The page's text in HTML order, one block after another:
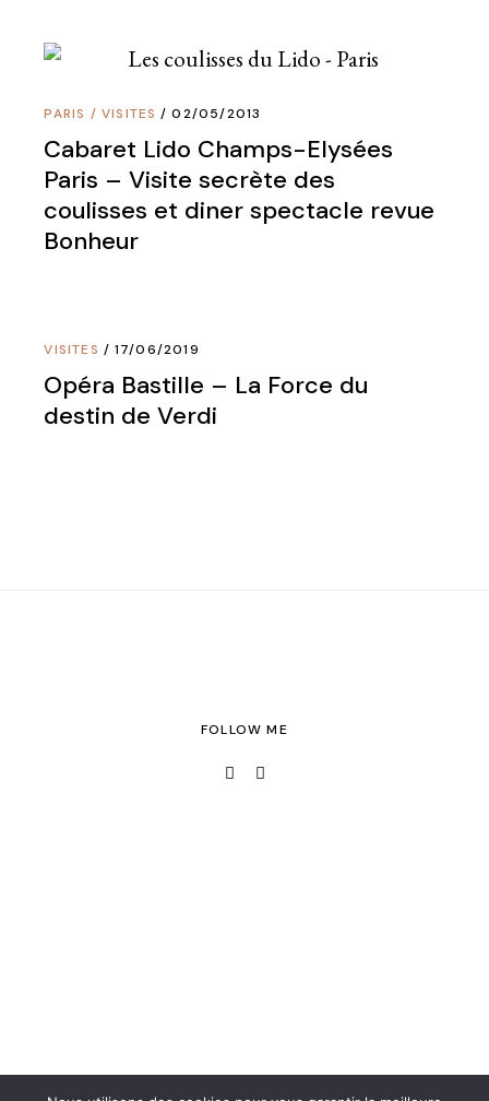
PARIS / VISITES 02/05/2013
Cabaret Lido Champs-Elysées
Paris – Visite secrète des
coulisses et diner spectacle revue
Bonheur
VISITES 17/06/2019
Opéra Bastille – La Force du
destin de Verdi
FOLLOW ME